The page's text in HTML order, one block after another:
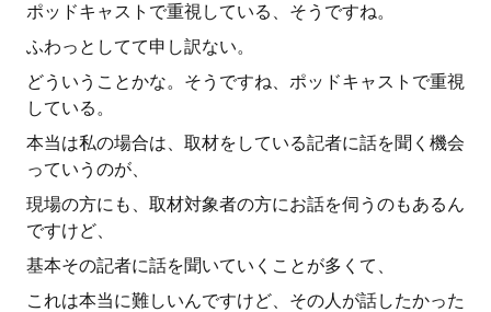
ポッドキャストで重視している、そうですね。
ふわっとしてて申し訳ない。
どういうことかな。そうですね、ポッドキャストで重視
している。
本当は私の場合は、取材をしている記者に話を聞く機会
っていうのが、
現場の方にも、取材対象者の方にお話を伺うのもあるん
ですけど、
基本その記者に話を聞いていくことが多くて、
これは本当に難しいんですけど、その人が話したかった